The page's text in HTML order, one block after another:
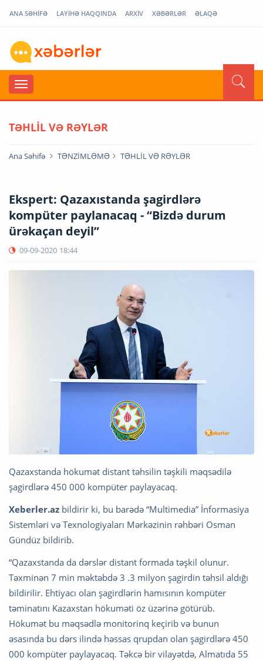
ANA SƏHİFƏ LAYİHƏ HAQQINDA ARXİV XƏBƏRLƏR ƏLAQƏ
TƏHLİL VƏ RƏYLƏR
Ana Səhifə TƏNZİMLƏMƏ TƏHLİL VƏ RƏYLƏR
Ekspert: Qazaxıstanda şagirdlərə
kompüter paylanacaq - “Bizdə durum
ürəkaçan deyil”
09-09-2020 18:44
Qazaxstanda hökumət distant təhsilin təşkili məqsədilə
şagirdlərə 450 000 kompüter paylayacaq.
Xeberler.az bildirir ki, bu barədə “Multimedia” İnformasiya
Sistemləri və Texnologiyaları Mərkəzinin rəhbəri Osman
Gündüz bildirib.
“Qazaxstanda da dərslər distant formada təşkil olunur.
Təxminən 7 min məktəbdə 3 .3 milyon şagirdin təhsil aldığı
bildirilir. Ehtiyacı olan şagirdlərin hamısının kompüter
təminatını Kazaxstan hökuməti öz üzərinə götürüb.
Hökumət bu məqsədlə monitorinq keçirib və bunun
əsasında bu dərs ilində həssas qrupdan olan şagirdlərə 450
000 kompüter paylayacaq. Təkcə bir vilayətdə, Almatıda 55